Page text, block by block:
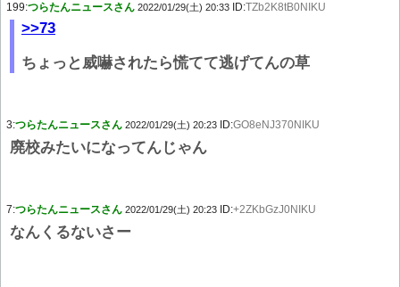
199:つらたんニュースさん 2022/01/29(土) 20:33 ID:TZb2K8tB0NIKU
>>73
ちょっと威嚇されたら慌てて逃げてんの草
3:つらたんニュースさん 2022/01/29(土) 20:23 ID:GO8eNJ370NIKU
廃校みたいになってんじゃん
7:つらたんニュースさん 2022/01/29(土) 20:23 ID:+2ZKbGzJ0NIKU
なんくるないさー